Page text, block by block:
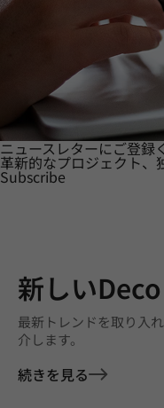
ニュースレターにご登録
革新的なプロジェクト、
Subscribe
新しい
最新トレンドを取り入
介します。
続きを見る